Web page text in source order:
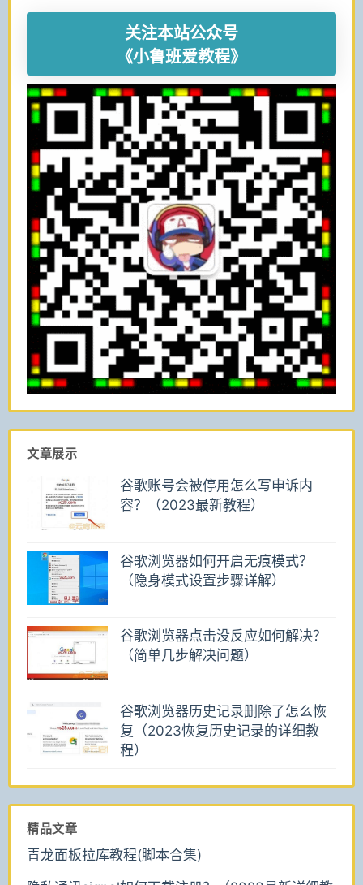
关注本站公众号
《小鲁班爱教程》
文章展示
谷歌账号会被停用怎么写申诉内
容？（2023最新教程）
谷歌浏览器如何开启无痕模式？
（隐身模式设置步骤详解）
谷歌浏览器点击没反应如何解决？
（简单几步解决问题）
谷歌浏览器历史记录删除了怎么恢
复（2023恢复历史记录的详细教
程）
精品文章
青龙面板拉库教程(脚本合集)